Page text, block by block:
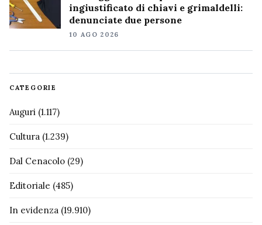
ingiustificato di chiavi e grimaldelli:
denunciate due persone
10 AGO 2026
CATEGORIE
Auguri (1.117)
Cultura (1.239)
Dal Cenacolo (29)
Editoriale (485)
In evidenza (19.910)